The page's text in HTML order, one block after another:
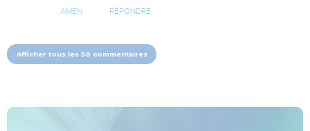
AMEN RÉPONDRE
Afficher tous les 50 commentaires